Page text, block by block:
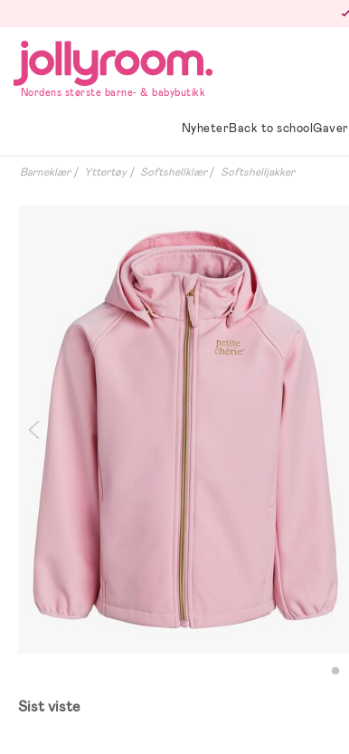
innehållet
Nordens største barne- & babybutikk
NyheterBack to schoolGaver
Barneklær Yttertøy Softshellklær Softshelljakker
Sist viste